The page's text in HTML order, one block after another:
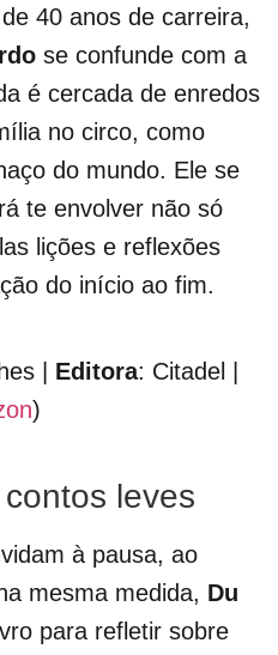
40 anos de carreira,
se confunde com a
é cercada de enredos
no circo, como
do mundo. Ele se
te envolver não só
lições e reflexões
do início ao fim.
| Editora: Citadel |
)
leves
à pausa, ao
mesma medida, Du
para refletir sobre